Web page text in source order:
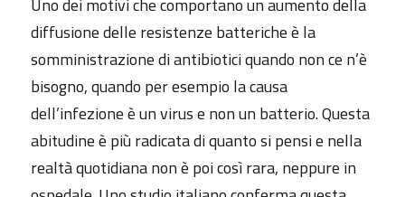
Uno dei motivi che comportano un aumento della
diffusione delle resistenze batteriche è la
somministrazione di antibiotici quando non ce n’è
bisogno, quando per esempio la causa
dell’infezione è un virus e non un batterio. Questa
abitudine è più radicata di quanto si pensi e nella
realtà quotidiana non è poi così rara, neppure in